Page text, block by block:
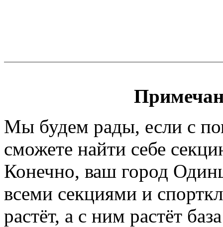
Мы будем рады, если с
сможете найти себе
Конечно, ваш город
всеми секциями и
растёт, а с ним растёт